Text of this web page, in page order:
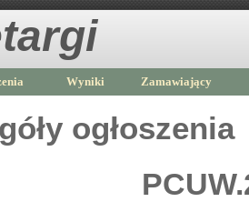
Wyniki Zamawiający
ogłoszenia